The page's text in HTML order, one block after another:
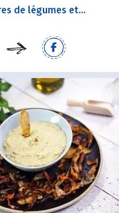
de légumes et...